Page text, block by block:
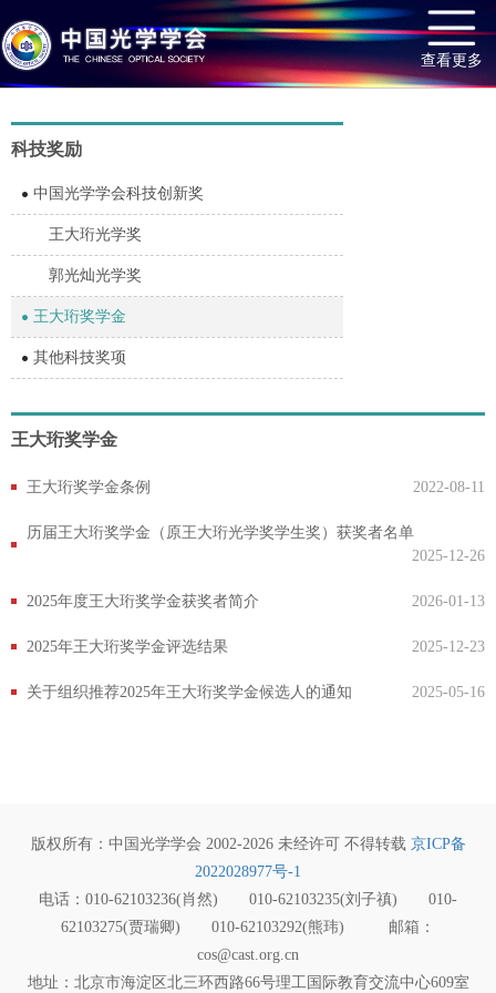
查看更多
科技奖励
中国光学学会科技创新奖
王大珩光学奖
郭光灿光学奖
王大珩奖学金
其他科技奖项
王大珩奖学金
王大珩奖学金条例 2022-08-11
历届王大珩奖学金（原王大珩光学奖学生奖）获奖者名单
2025-12-26
2025年度王大珩奖学金获奖者简介 2026-01-13
2025年王大珩奖学金评选结果 2025-12-23
关于组织推荐2025年王大珩奖学金候选人的通知 2025-05-16
版权所有：中国光学学会 2002-2026 未经许可 不得转载 京ICP备
2022028977号-1
电话：010-62103236(肖然) 010-62103235(刘子禛) 010-
62103275(贾瑞卿) 010-62103292(熊玮) 邮箱：
cos@cast.org.cn
地址：北京市海淀区北三环西路66号理工国际教育交流中心609室